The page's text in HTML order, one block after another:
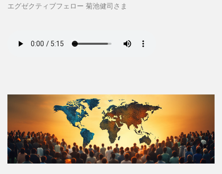
エグゼクティブフェロー 菊池健司さま